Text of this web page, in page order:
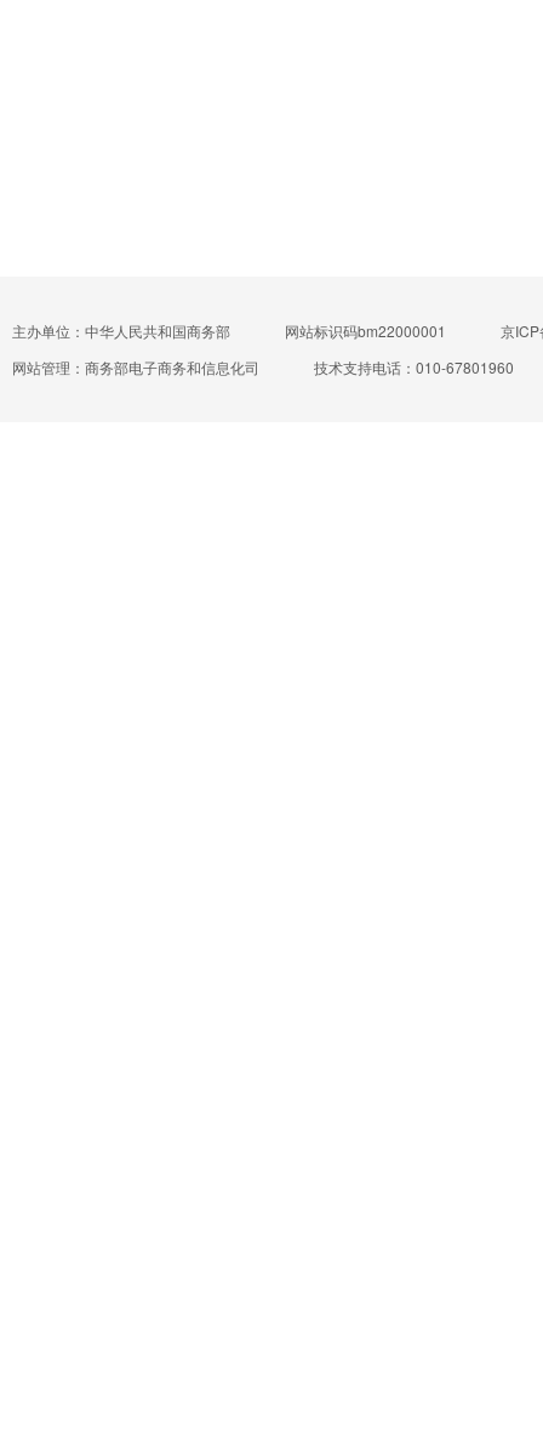
主办单位：中华人民共和国商务部 网站标识码bm22000001
京
网站管理：商务部电子商务和信息化司
技术支持电话：010-67801960